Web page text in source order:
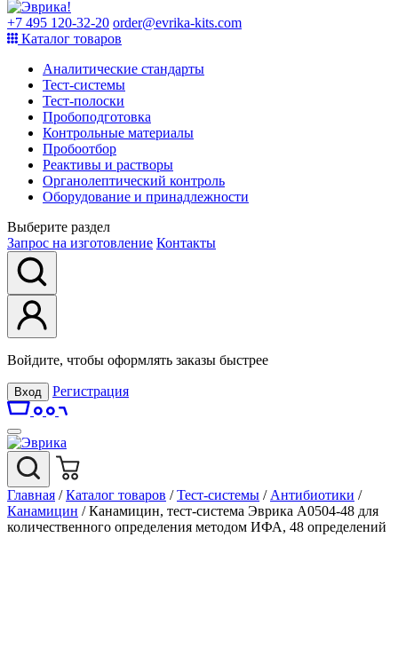
+7 495 120-32-20 order@evrika-kits.com
Каталог товаров
Аналитические стандарты
Тест-системы
Тест-полоски
Пробоподготовка
Контрольные материалы
Пробоотбор
Реактивы и растворы
Органолептический контроль
Оборудование и принадлежности
Выберите раздел
Запрос на изготовление Контакты
Войдите, чтобы оформлять заказы быстрее
Вход Регистрация
Главная / Каталог товаров / Тест-системы / Антибиотики /
Канамицин / Канамицин, тест-система Эврика A0504-48 для
количественного определения методом ИФА, 48 определений